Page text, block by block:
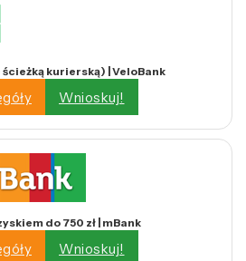
kurierską) | VeloBank
Wnioskuj!
do 750 zł | mBank
Wnioskuj!